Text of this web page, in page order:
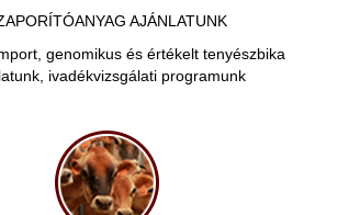
AJÁNLATUNK
genomikus és értékelt tenyészbika
ivadékvizsgálati programunk